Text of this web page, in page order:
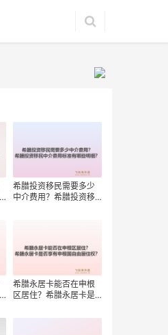
希腊投资移民需要多少
中介费用？希腊投资移
希腊永居卡能否在申根
区居住？希腊永居卡是